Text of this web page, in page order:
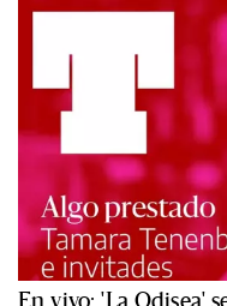
En vivo: 'La Odisea'